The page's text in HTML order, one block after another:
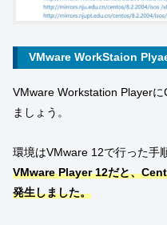
VMware WorkStaion
VMware Workstation Player
ましょう。
環境はVMware 12で行った手
VMware Player 12だと、
発生しました。